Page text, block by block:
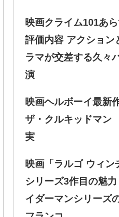
映画クライム101あ
評価内容 アクション
ラマが交差する久々
演
映画ヘルボーイ最
ザ・クルキッドマ
実
映画「ラルゴ ウィン
シリーズ3作目の魅
イダーマンシリーズ